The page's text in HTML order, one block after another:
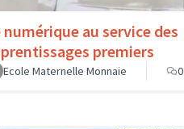
numérique au service des
premiers
Ecole Maternelle Monnaie
0